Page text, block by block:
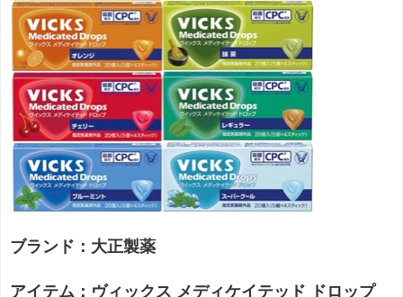
ブランド：大正製薬
アイテム：ヴィックス メディケイテッド ドロップ